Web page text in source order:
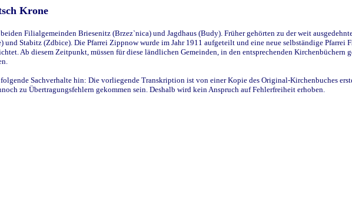
Krone
Filialgemeinden Briesenitz (Brzez`nica) und Jagdhaus (Budy). Früher gehörten zu der weit
Stabitz (Zdbice). Die Pfarrei Zippnow wurde im Jahr 1911 aufgeteilt und eine neue selbständige
Ab diesem Zeitpunkt, müssen für diese ländlichen Gemeinden, in den entsprechenden Kirchenbüchern
Sachverhalte hin: Die vorliegende Transkription ist von einer Kopie des Original-Kirchenbuches
zu Übertragungsfehlern gekommen sein. Deshalb wird kein Anspruch auf Fehlerfreiheit erhoben.